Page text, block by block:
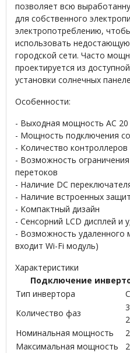
позволяет всю
для собственного
электропотреблению,
использовать
городской сети. Часто
проектируется из
установки солнечных
Особенности:
- Выходная мощность АС 20
- Мощность подключения
- Количество
- Возможность
перетоков
- Наличие DC
- Наличие встроенных
- Компактный дизайн
- Сенсорний LCD дисплей и
- Возможность удаленного
входит Wi-Fi модуль)
Характеристики
Подключение
Тип инвертора
Количество фаз
Номинальная мощность
Максимальная мощность